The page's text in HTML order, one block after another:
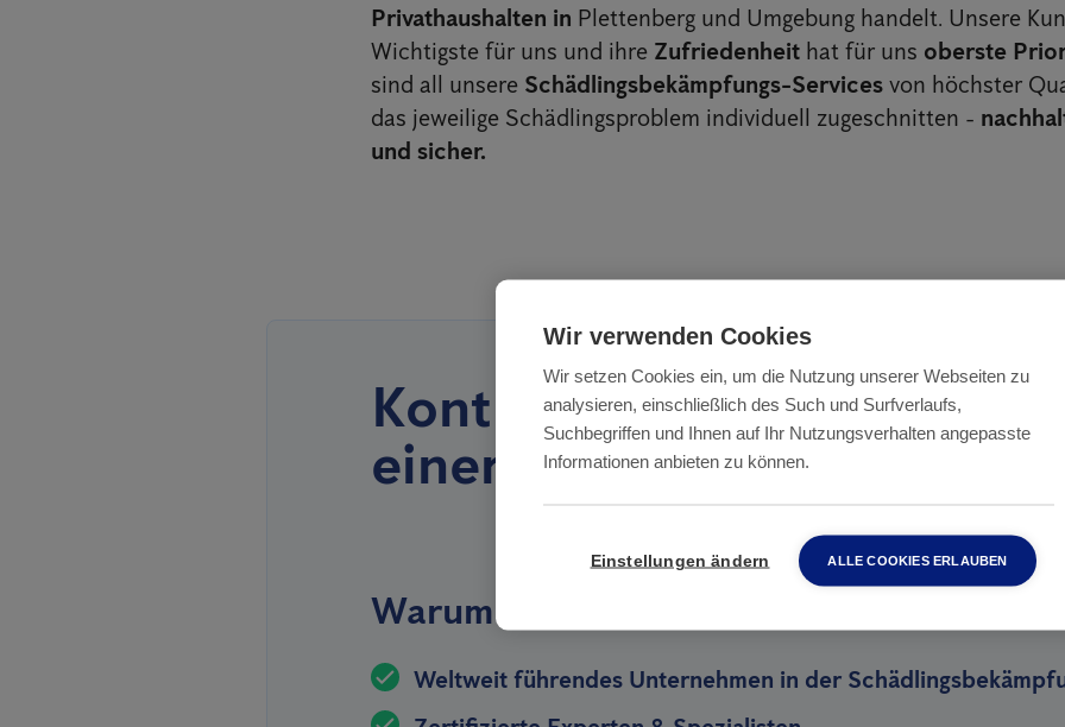
Privathaushalten in Plettenberg und Umgebung handelt. Unsere
Wichtigste für uns und ihre Zufriedenheit hat für uns oberste
sind all unsere Schädlingsbekämpfungs-Services von höchster
das jeweilige Schädlingsproblem individuell zugeschnitten -
und sicher.
Kontrolle und Sicherheit -
einer Hand
Warum Sie Anticimex wählen sollten
Weltweit führendes Unternehmen in der
Wir verwenden Cookies
Wir setzen Cookies ein, um die Nutzung unserer Webseiten zu
analysieren, einschließlich des Such und Surfverlaufs,
Suchbegriffen und Ihnen auf Ihr Nutzungsverhalten angepasste
Informationen anbieten zu können.
Einstellungen ändern ALLE COOKIES ERLAUBEN